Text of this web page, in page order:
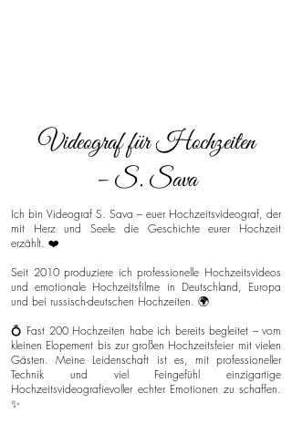
Videograf für Hochzeiten
– S. Sava
Ich bin Videograf S. Sava – euer Hochzeitsvideograf, der
mit Herz und Seele die Geschichte eurer Hochzeit
erzählt. ❤️
Seit 2010 produziere ich professionelle Hochzeitsvideos
und emotionale Hochzeitsfilme in Deutschland, Europa
und bei russisch-deutschen Hochzeiten. 🌍
💍 Fast 200 Hochzeiten habe ich bereits begleitet – vom
kleinen Elopement bis zur großen Hochzeitsfeier mit vielen
Gästen. Meine Leidenschaft ist es, mit professioneller
Technik und viel Feingefühl einzigartige
Hochzeitsvideografievoller echter Emotionen zu schaffen.
✨